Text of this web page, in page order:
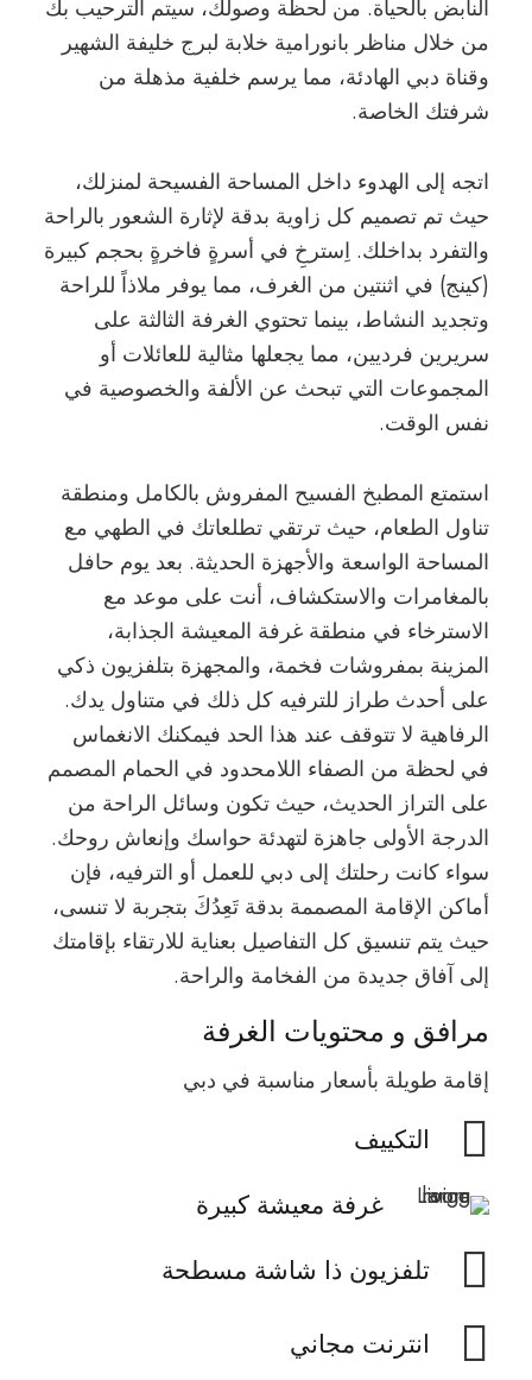
النابض بالحياة. من لحظة وصولك، سيتم الترحيب بك
من خلال مناظر بانورامية خلابة لبرج خليفة الشهير
وقناة دبي الهادئة، مما يرسم خلفية مذهلة من
شرفتك الخاصة.
اتجه إلى الهدوء داخل المساحة الفسيحة لمنزلك،
حيث تم تصميم كل زاوية بدقة لإثارة الشعور بالراحة
والتفرد بداخلك. اِسترخِ في أسرةٍ فاخرةٍ بحجم كبيرة
(كينج) في اثنتين من الغرف، مما يوفر ملاذاً للراحة
وتجديد النشاط، بينما تحتوي الغرفة الثالثة على
سريرين فرديين، مما يجعلها مثالية للعائلات أو
المجموعات التي تبحث عن الألفة والخصوصية في
نفس الوقت.
استمتع المطبخ الفسيح المفروش بالكامل ومنطقة
تناول الطعام، حيث ترتقي تطلعاتك في الطهي مع
المساحة الواسعة والأجهزة الحديثة. بعد يوم حافل
بالمغامرات والاستكشاف، أنت على موعد مع
الاسترخاء في منطقة غرفة المعيشة الجذابة،
المزينة بمفروشات فخمة، والمجهزة بتلفزيون ذكي
على أحدث طراز للترفيه كل ذلك في متناول يدك.
الرفاهية لا تتوقف عند هذا الحد فيمكنك الانغماس
في لحظة من الصفاء اللامحدود في الحمام المصمم
على التراز الحديث، حيث تكون وسائل الراحة من
الدرجة الأولى جاهزة لتهدئة حواسك وإنعاش روحك.
سواء كانت رحلتك إلى دبي للعمل أو الترفيه، فإن
أماكن الإقامة المصممة بدقة تَعِدُكَ بتجربة لا تنسى،
حيث يتم تنسيق كل التفاصيل بعناية للارتقاء بإقامتك
إلى آفاق جديدة من الفخامة والراحة.
مرافق و محتويات الغرفة
إقامة طويلة بأسعار مناسبة في دبي
التكييف
غرفة معيشة كبيرة
تلفزيون ذا شاشة مسطحة
انترنت مجاني